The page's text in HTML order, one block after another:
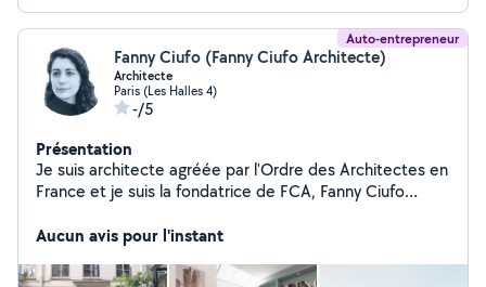
Auto-entrepreneur
Fanny Ciufo (Fanny Ciufo Architecte)
Architecte
Paris (Les Halles 4)
-/5
Présentation
Je suis architecte agréée par l'Ordre des Architectes en
France et je suis la fondatrice de FCA, Fanny Ciufo
JOURNAL. J'ai plusieurs années d'expérience
internationale, à Paris, à Rome, à Londres et à
Aucun avis pour l'instant